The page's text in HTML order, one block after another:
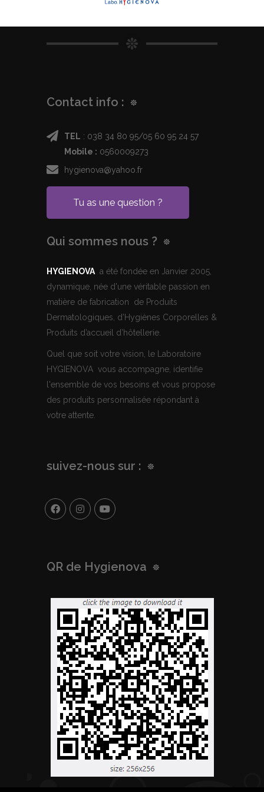
Contact info :
TEL : 038 34 80 95/05 60 95 24 57
Mobile : 0560009273
hygienova@yahoo.fr
Tu as une question ?
Qui sommes nous ?
HYGIENOVA a été fondée en Janvier 2005,
dynamique, née d'une véritable passion en
matière de fabrication de Produits
Dermatologiques, d’Hygiènes Corporelles &
Produits d’accueil d’hôtellerie.
Quel que soit votre vision, le Laboratoire
HYGIENOVA vous accompagne, identifie
l'ensemble de vos besoins et vous propose
des produits personnalisée répondant à
votre attente.
suivez-nous sur :
QR de Hygienova